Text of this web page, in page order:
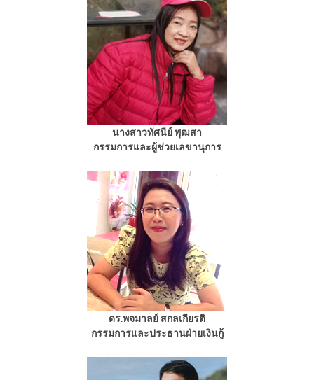
นางสาวทัศนีย์ พุฒสา
กรรมการและผู้ช่วยเลขานุการ
ดร.พจมาลย์ สกลเกียรติ
กรรมการและประธานฝ่ายเงินกู้